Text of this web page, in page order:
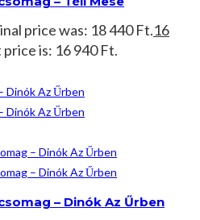
price was: 18 440 Ft.16
is: 16 940 Ft.
– Dinók Az Űrben